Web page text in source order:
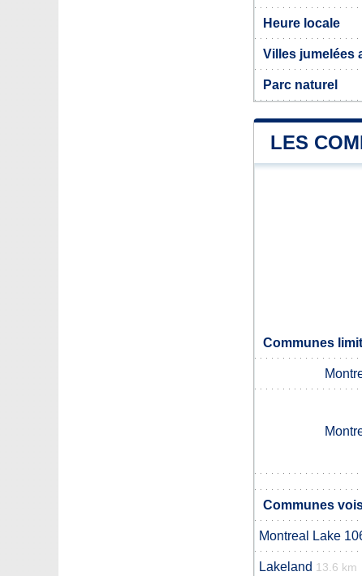
Heure locale
Villes jumelées
Parc naturel
LES
Communes
Communes
Montreal Lake
Lakeland 13.6 km